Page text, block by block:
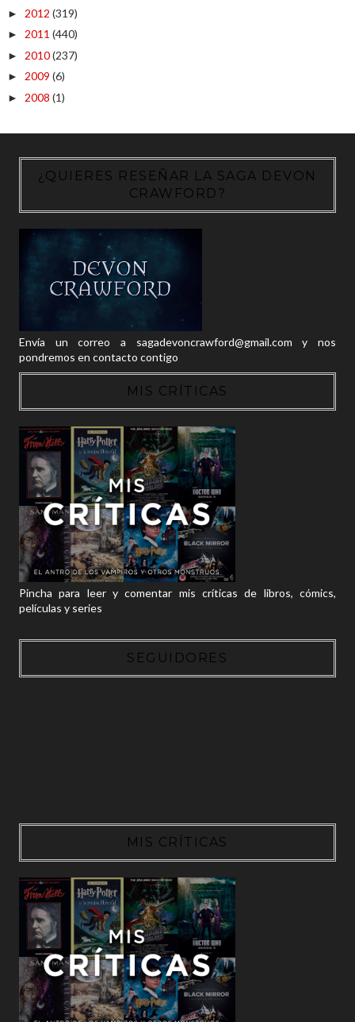
► 2012 (319)
► 2011 (440)
► 2010(237)
► 2009 (6)
► 2008 (1)
¿QUIERES RESEÑAR LA SAGA DEVON
CRAWFORD?
Envía un correo a sagadevoncrawford@gmail.com y nos
pondremos en contacto contigo
MIS CRÍTICAS
Pincha para leer y comentar mis críticas de libros, cómics,
películas y series
SEGUIDORES
MIS CRÍTICAS